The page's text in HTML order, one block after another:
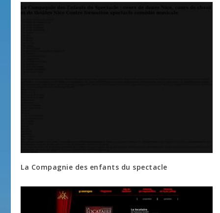
La Compagnie des enfants du spectacle